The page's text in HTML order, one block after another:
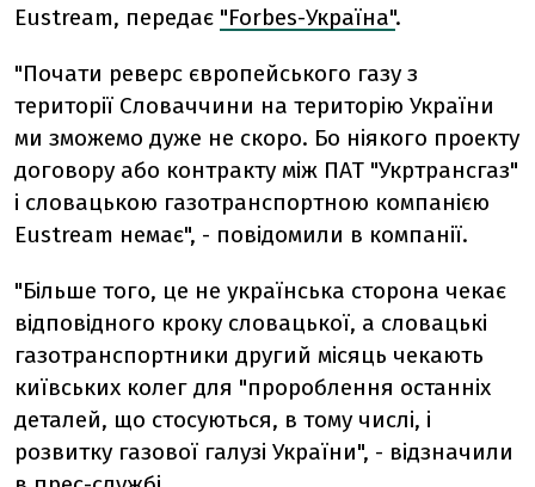
Eustream, передає "Forbes-Україна".
"Почати реверс європейського газу з
території Словаччини на територію України
ми зможемо дуже не скоро. Бо ніякого проекту
договору або контракту між ПАТ "Укртрансгаз"
і словацькою газотранспортною компанією
Eustream немає", - повідомили в компанії.
"Більше того, це не українська сторона чекає
відповідного кроку словацької, а словацькі
газотранспортники другий місяць чекають
київських колег для "пророблення останніх
деталей, що стосуються, в тому числі, і
розвитку газової галузі України", - відзначили